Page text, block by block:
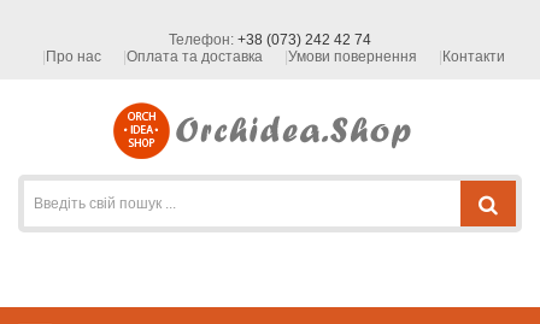
Телефон: +38 (073) 242 42 74
Про нас
Оплата та доставка Умови повернення Контакти